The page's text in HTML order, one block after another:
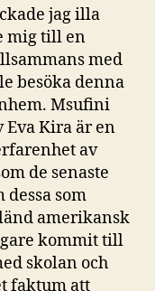
jag illa
mig till en
med
besöka denna
Msufini
Eva Kira är en
av
de senaste
som
amerikansk
kommit till
skolan och
faktum att